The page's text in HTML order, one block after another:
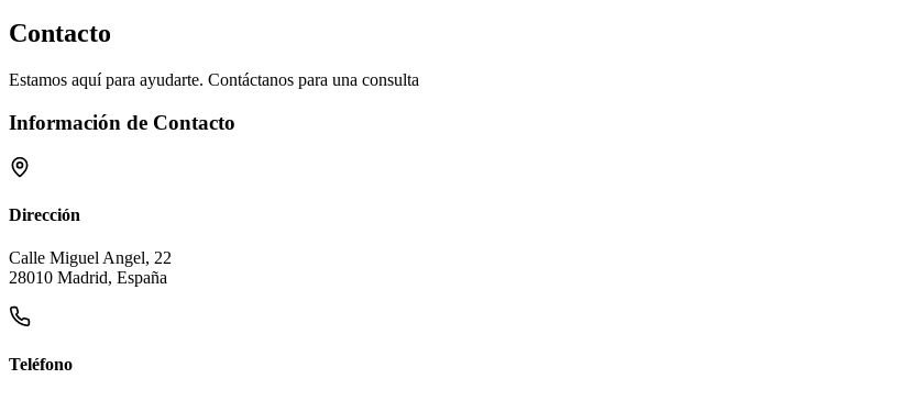
Contacto
Estamos aquí para ayudarte. Contáctanos para una consulta
Información de Contacto
Dirección
Calle Miguel Angel, 22
28010 Madrid, España
Teléfono